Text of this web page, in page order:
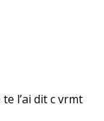
l’ai dit c vrmt